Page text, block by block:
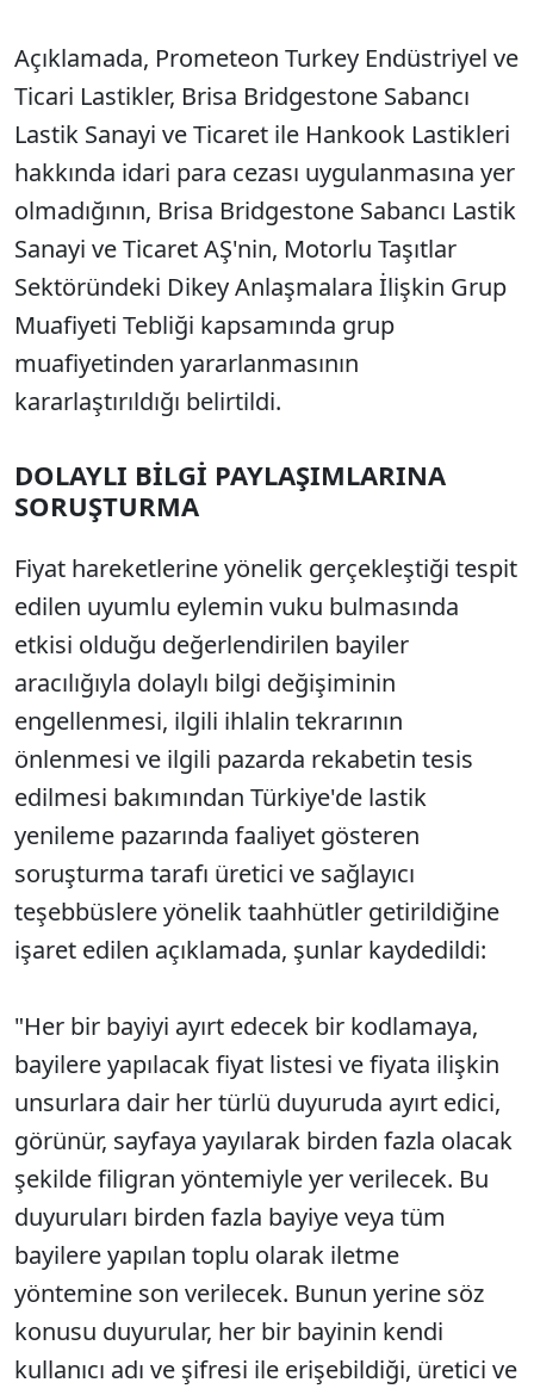
Açıklamada, Prometeon Turkey Endüstriyel ve
Ticari Lastikler, Brisa Bridgestone Sabancı
Lastik Sanayi ve Ticaret ile Hankook Lastikleri
hakkında idari para cezası uygulanmasına yer
olmadığının, Brisa Bridgestone Sabancı Lastik
Sanayi ve Ticaret AŞ'nin, Motorlu Taşıtlar
Sektöründeki Dikey Anlaşmalara İlişkin Grup
Muafiyeti Tebliği kapsamında grup
muafiyetinden yararlanmasının
kararlaştırıldığı belirtildi.
DOLAYLI BİLGİ PAYLAŞIMLARINA
SORUŞTURMA
Fiyat hareketlerine yönelik gerçekleştiği tespit
edilen uyumlu eylemin vuku bulmasında
etkisi olduğu değerlendirilen bayiler
aracılığıyla dolaylı bilgi değişiminin
engellenmesi, ilgili ihlalin tekrarının
önlenmesi ve ilgili pazarda rekabetin tesis
edilmesi bakımından Türkiye'de lastik
yenileme pazarında faaliyet gösteren
soruşturma tarafı üretici ve sağlayıcı
teşebbüslere yönelik taahhütler getirildiğine
işaret edilen açıklamada, şunlar kaydedildi:
"Her bir bayiyi ayırt edecek bir kodlamaya,
bayilere yapılacak fiyat listesi ve fiyata ilişkin
unsurlara dair her türlü duyuruda ayırt edici,
görünür, sayfaya yayılarak birden fazla olacak
şekilde filigran yöntemiyle yer verilecek. Bu
duyuruları birden fazla bayiye veya tüm
bayilere yapılan toplu olarak iletme
yöntemine son verilecek. Bunun yerine söz
konusu duyurular, her bir bayinin kendi
kullanıcı adı ve şifresi ile erişebildiği, üretici ve